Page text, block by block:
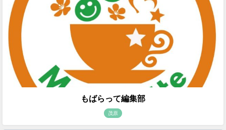
もばらって編集部
茂原